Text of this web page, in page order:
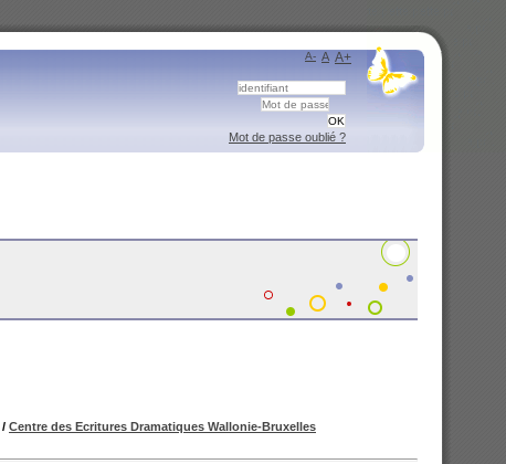
/ Centre des Ecritures Dramatiques Wallonie-Bruxelles
A- A A+
Mot de passe oublié ?